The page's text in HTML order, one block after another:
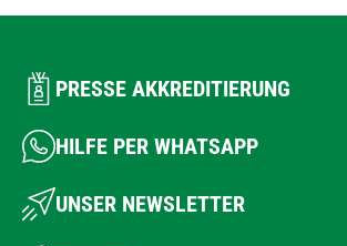
PRESSE AKKREDITIERUNG
HILFE PER WHATSAPP
UNSER NEWSLETTER